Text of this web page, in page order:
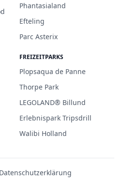
Phantasialand
Efteling
Parc Asterix
FREIZEITPARKS
Plopsaqua de Panne
Thorpe Park
LEGOLAND® Billund
Erlebnispark Tripsdrill
Walibi Holland
Datenschutzerklärung